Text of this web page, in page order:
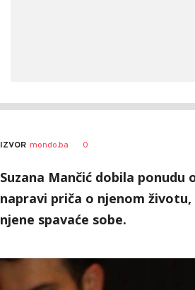
IZVOR mondo.ba 0
Suzana Mančić dobila
napravi priča o njenom
njene spavaće sobe.